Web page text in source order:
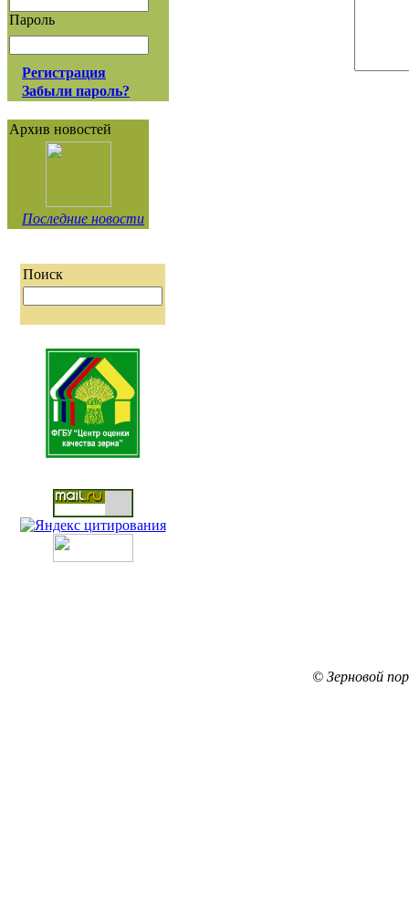
Пароль
Регистрация
Забыли пароль?
Архив новостей
Последние новости
Поиск
© Зерновой